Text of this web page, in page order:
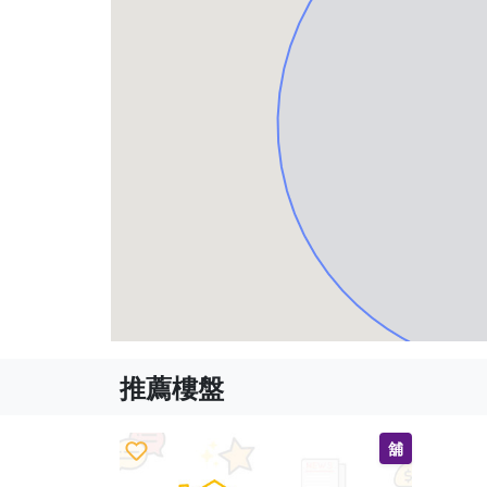
推薦樓盤
舖